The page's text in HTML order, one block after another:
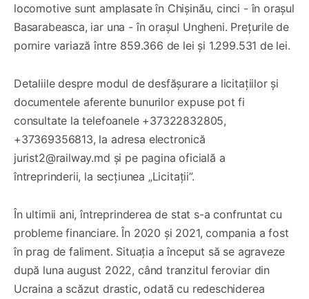
locomotive sunt amplasate în Chișinău, cinci - în orașul
Basarabeasca, iar una - în orașul Ungheni. Prețurile de
pornire variază între 859.366 de lei și 1.299.531 de lei.
Detaliile despre modul de desfășurare a licitațiilor și
documentele aferente bunurilor expuse pot fi
consultate la telefoanele +37322832805,
+37369356813, la adresa electronică
jurist2@railway.md și pe pagina oficială a
întreprinderii, la secțiunea „Licitații”.
În ultimii ani, întreprinderea de stat s-a confruntat cu
probleme financiare. În 2020 și 2021, compania a fost
în prag de faliment. Situația a început să se agraveze
după luna august 2022, când tranzitul feroviar din
Ucraina a scăzut drastic, odată cu redeschiderea